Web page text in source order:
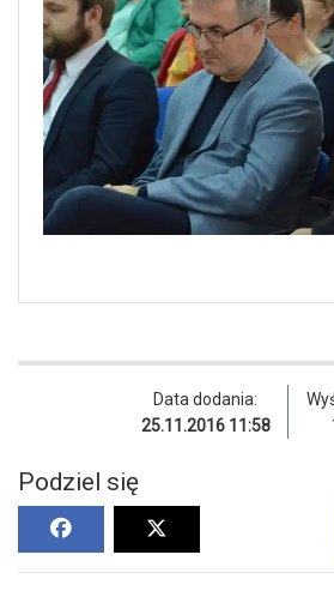
Data dodania:
25.11.2016 11:58
Podziel się